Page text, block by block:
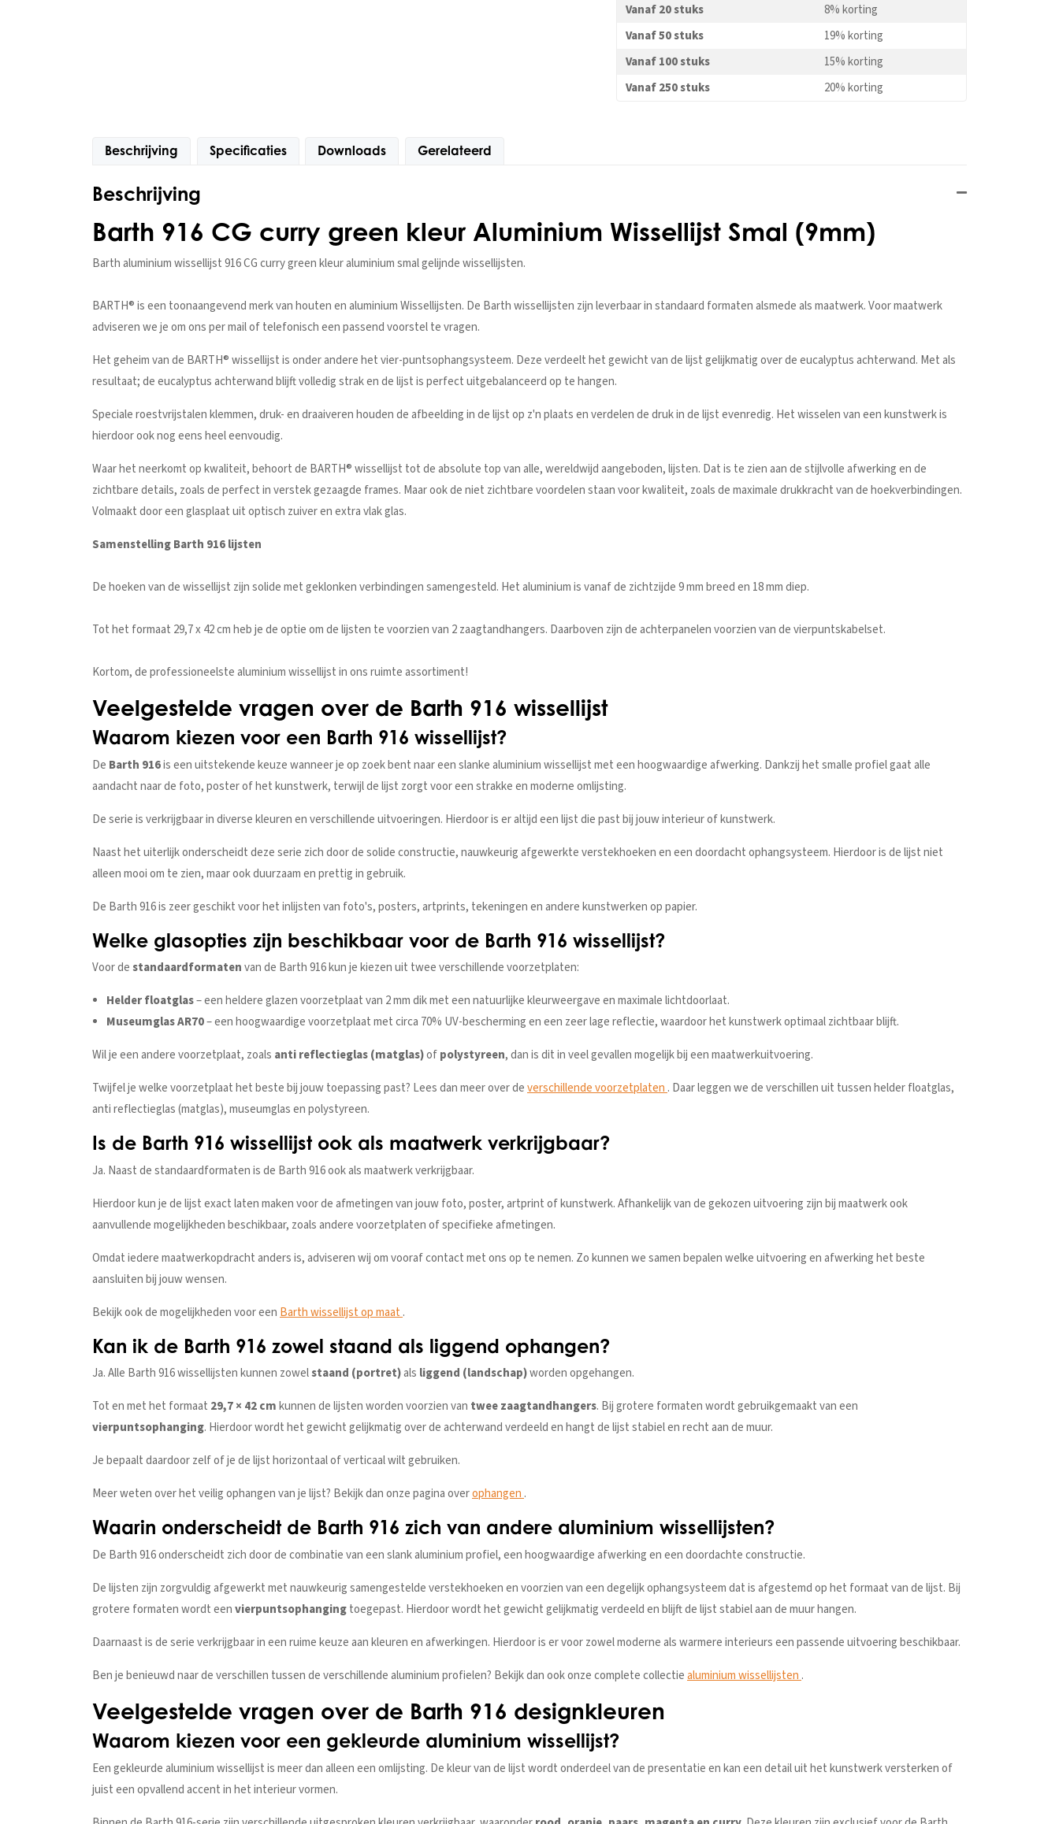
Vanaf 20 stuks
8% korting
Vanaf 50 stuks
19% korting
Vanaf 100 stuks
15% korting
Vanaf 250 stuks
20% korting
Beschrijving Specificaties Downloads Gerelateerd
Beschrijving
Barth 916 CG curry green kleur Aluminium Wissellijst Smal (9mm)
Barth aluminium wissellijst 916 CG curry green kleur aluminium smal gelijnde wissellijsten.
BARTH® is een toonaangevend merk van houten en aluminium Wissellijsten. De Barth wissellijsten zijn leverbaar in standaard formaten alsmede als maatwerk. Voor maatwerk
adviseren we je om ons per mail of telefonisch een passend voorstel te vragen.
Het geheim van de BARTH® wissellijst is onder andere het vier-puntsophangsysteem. Deze verdeelt het gewicht van de lijst gelijkmatig over de eucalyptus achterwand. Met als
resultaat; de eucalyptus achterwand blijft volledig strak en de lijst is perfect uitgebalanceerd op te hangen.
Speciale roestvrijstalen klemmen, druk- en draaiveren houden de afbeelding in de lijst op z'n plaats en verdelen de druk in de lijst evenredig. Het wisselen van een kunstwerk is
hierdoor ook nog eens heel eenvoudig.
Waar het neerkomt op kwaliteit, behoort de BARTH® wissellijst tot de absolute top van alle, wereldwijd aangeboden, lijsten. Dat is te zien aan de stijlvolle afwerking en de
zichtbare details, zoals de perfect in verstek gezaagde frames. Maar ook de niet zichtbare voordelen staan voor kwaliteit, zoals de maximale drukkracht van de hoekverbindingen.
Volmaakt door een glasplaat uit optisch zuiver en extra vlak glas.
Samenstelling Barth 916 lijsten
De hoeken van de wissellijst zijn solide met geklonken verbindingen samengesteld. Het aluminium is vanaf de zichtzijde 9 mm breed en 18 mm diep.
Tot het formaat 29,7 x 42 cm heb je de optie om de lijsten te voorzien van 2 zaagtandhangers. Daarboven zijn de achterpanelen voorzien van de vierpuntskabelset.
Kortom, de professioneelste aluminium wissellijst in ons ruimte assortiment!
Veelgestelde vragen over de Barth 916 wissellijst
Waarom kiezen voor een Barth 916 wissellijst?
De Barth 916is een uitstekende keuze wanneer je op zoek bent naar een slanke aluminium wissellijst met een hoogwaardige afwerking. Dankzij het smalle profiel gaat alle
aandacht naar de foto, poster of het kunstwerk, terwijl de lijst zorgt voor een strakke en moderne omlijsting.
De serie is verkrijgbaar in diverse kleuren en verschillende uitvoeringen. Hierdoor is er altijd een lijst die past bij jouw interieur of kunstwerk.
Naast het uiterlijk onderscheidt deze serie zich door de solide constructie, nauwkeurig afgewerkte verstekhoeken en een doordacht ophangsysteem. Hierdoor is de lijst niet
alleen mooi om te zien, maar ook duurzaam en prettig in gebruik.
De Barth 916 is zeer geschikt voor het inlijsten van foto's, posters, artprints, tekeningen en andere kunstwerken op papier.
Welke glasopties zijn beschikbaar voor de Barth 916 wissellijst?
Voor destandaardformatenvan de Barth 916 kun je kiezen uit twee verschillende voorzetplaten:
Helder floatglas– een heldere glazen voorzetplaat van 2 mm dik met een natuurlijke kleurweergave en maximale lichtdoorlaat.
Museumglas AR70– een hoogwaardige voorzetplaat met circa 70% UV-bescherming en een zeer lage reflectie, waardoor het kunstwerk optimaal zichtbaar blijft.
Wil je een andere voorzetplaat, zoals anti reflectieglas (matglas)ofpolystyreen, dan is dit in veel gevallen mogelijk bij een maatwerkuitvoering.
Twijfel je welke voorzetplaat het beste bij jouw toepassing past? Lees dan meer over deverschillende voorzetplaten. Daar leggen we de verschillen uit tussen helder floatglas,
anti reflectieglas (matglas), museumglas en polystyreen.
Is de Barth 916 wissellijst ook als maatwerk verkrijgbaar?
Ja. Naast de standaardformaten is de Barth 916 ook als maatwerk verkrijgbaar.
Hierdoor kun je de lijst exact laten maken voor de afmetingen van jouw foto, poster, artprint of kunstwerk. Afhankelijk van de gekozen uitvoering zijn bij maatwerk ook
aanvullende mogelijkheden beschikbaar, zoals andere voorzetplaten of specifieke afmetingen.
Omdat iedere maatwerkopdracht anders is, adviseren wij om vooraf contact met ons op te nemen. Zo kunnen we samen bepalen welke uitvoering en afwerking het beste
aansluiten bij jouw wensen.
Bekijk ook de mogelijkheden voor een Barth wissellijst op maat .
Kan ik de Barth 916 zowel staand als liggend ophangen?
Ja. Alle Barth 916 wissellijsten kunnen zowelstaand (portret)als liggend (landschap)worden opgehangen.
Tot en met het formaat 29,7 × 42 cmkunnen de lijsten worden voorzien van twee zaagtandhangers. Bij grotere formaten wordt gebruikgemaakt van een
vierpuntsophanging. Hierdoor wordt het gewicht gelijkmatig over de achterwand verdeeld en hangt de lijst stabiel en recht aan de muur.
Je bepaalt daardoor zelf of je de lijst horizontaal of verticaal wilt gebruiken.
Meer weten over het veilig ophangen van je lijst? Bekijk dan onze pagina overophangen.
Waarin onderscheidt de Barth 916 zich van andere aluminium wissellijsten?
De Barth 916 onderscheidt zich door de combinatie van een slank aluminium profiel, een hoogwaardige afwerking en een doordachte constructie.
De lijsten zijn zorgvuldig afgewerkt met nauwkeurig samengestelde verstekhoeken en voorzien van een degelijk ophangsysteem dat is afgestemd op het formaat van de lijst. Bij
grotere formaten wordt eenvierpuntsophangingtoegepast. Hierdoor wordt het gewicht gelijkmatig verdeeld en blijft de lijst stabiel aan de muur hangen.
Daarnaast is de serie verkrijgbaar in een ruime keuze aan kleuren en afwerkingen. Hierdoor is er voor zowel moderne als warmere interieurs een passende uitvoering beschikbaar.
Ben je benieuwd naar de verschillen tussen de verschillende aluminium profielen? Bekijk dan ook onze complete collectiealuminium wissellijsten .
Veelgestelde vragen over de Barth 916 designkleuren
Waarom kiezen voor een gekleurde aluminium wissellijst?
Een gekleurde aluminium wissellijst is meer dan alleen een omlijsting. De kleur van de lijst wordt onderdeel van de presentatie en kan een detail uit het kunstwerk versterken of
juist een opvallend accent in het interieur vormen.